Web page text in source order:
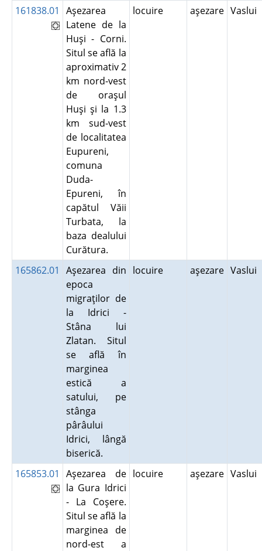
161838.01
Aşezarea
Latene de la
Huşi - Corni.
Situl se află la
aproximativ 2
km nord-vest
de oraşul
Huşi şi la 1.3
km sud-vest
de localitatea
Eupureni,
comuna
Duda-
Epureni, în
capătul Văii
Turbata, la
baza dealului
Curătura.
locuire aşezare Vaslui
165862.01
Aşezarea din
epoca
migraţilor de
la Idrici -
Stâna lui
Zlatan. Situl
se află în
marginea
estică a
satului, pe
stânga
pârâului
Idrici, lângă
biserică.
locuire aşezare Vaslui
165853.01
Aşezarea de
la Gura Idrici
- La Coşere.
Situl se află la
marginea de
nord-est a
locuire aşezare Vaslui